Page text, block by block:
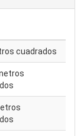
cuadrados